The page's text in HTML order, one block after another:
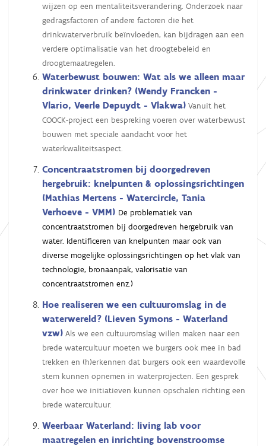
wijzen op een mentaliteitsverandering. Onderzoek naar
gedragsfactoren of andere factoren die het
drinkwaterverbruik beïnvloeden, kan bijdragen aan een
verdere optimalisatie van het droogtebeleid en
droogtemaatregelen.
Waterbewust bouwen: Wat als we alleen maar
drinkwater drinken? (Wendy Francken -
Vlario, Veerle Depuydt - Vlakwa) Vanuit het
COOCK-project een bespreking voeren over waterbewust
bouwen met speciale aandacht voor het
waterkwaliteitsaspect.
Concentraatstromen bij doorgedreven
hergebruik: knelpunten & oplossingsrichtingen
(Mathias Mertens - Watercircle, Tania
Verhoeve - VMM) De problematiek van
concentraatstromen bij doorgedreven hergebruik van
water. Identificeren van knelpunten maar ook van
diverse mogelijke oplossingsrichtingen op het vlak van
technologie, bronaanpak, valorisatie van
concentraatstromen enz.)
Hoe realiseren we een cultuuromslag in de
waterwereld? (Lieven Symons - Waterland
vzw) Als we een cultuuromslag willen maken naar een
brede watercultuur moeten we burgers ook mee in bad
trekken en (h)erkennen dat burgers ook een waardevolle
stem kunnen opnemen in waterprojecten. Een gesprek
over hoe we initiatieven kunnen opschalen richting een
brede watercultuur.
Weerbaar Waterland: living lab voor
maatregelen en inrichting bovenstroomse